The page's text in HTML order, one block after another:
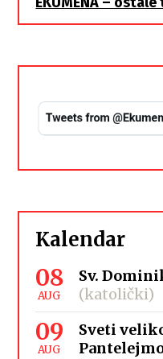
Kalendar
08
AUG
Sv.
(katolički)
09
AUG
Sveti